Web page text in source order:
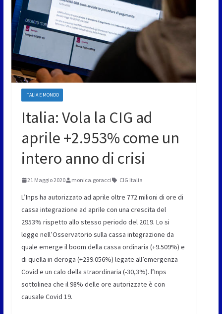
ITALIA E MONDO
Italia: Vola la CIG ad
aprile +2.953% come un
intero anno di crisi
21 Maggio 2020 monica.goracci CIG Italia
L’Inps ha autorizzato ad aprile oltre 772 milioni di ore di
cassa integrazione ad aprile con una crescita del
2953% rispetto allo stesso periodo del 2019. Lo si
legge nell’Osservatorio sulla cassa integrazione da
quale emerge il boom della cassa ordinaria (+9.509%) e
di quella in deroga (+239.056%) legate all’emergenza
Covid e un calo della straordinaria (-30,3%). l’Inps
sottolinea che il 98% delle ore autorizzate è con
causale Covid 19.